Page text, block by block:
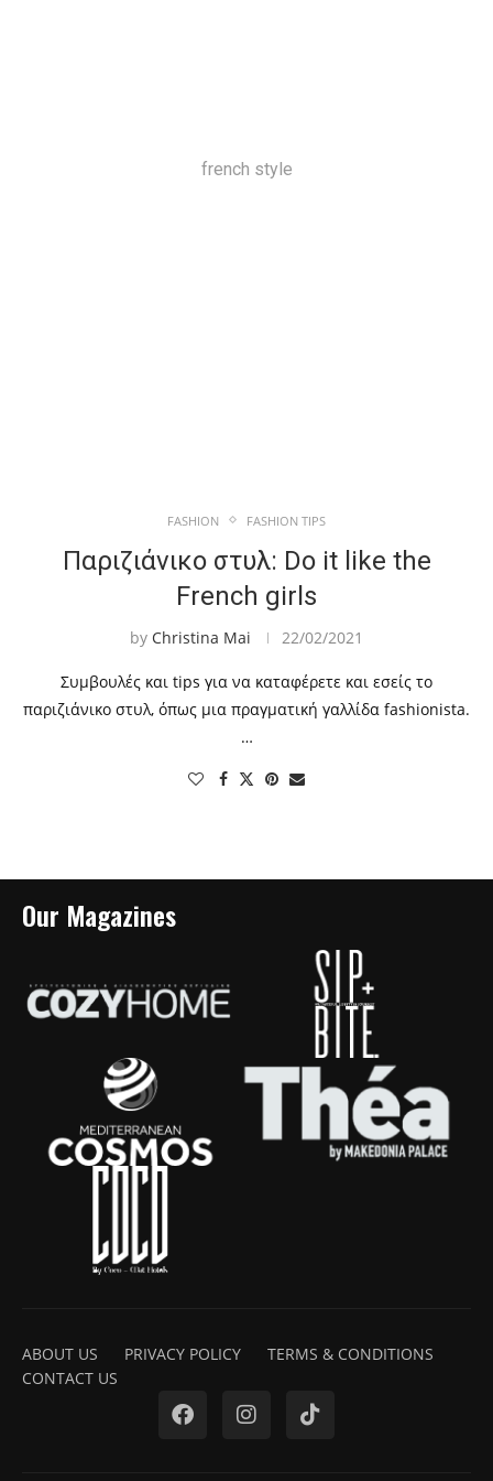
french style
FASHION FASHION TIPS
Παριζιάνικο στυλ: Do it like the
French girls
by Christina Mai 22/02/2021
Συμβουλές και tips για να καταφέρετε και εσείς το
παριζιάνικο στυλ, όπως μια πραγματική γαλλίδα fashionista.
…
Our Magazines
ABOUT US PRIVACY POLICY
TERMS & CONDITIONS
CONTACT US